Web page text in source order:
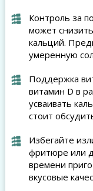
Контроль за
может
кальций.
умеренную
Поддержка
витамин D в
усваивать
стоит
Избегайте
фритюре или
времени
вкусовые